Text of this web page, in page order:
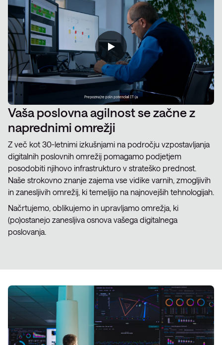
Vaša poslovna agilnost se začne z
naprednimi omrežji
Z več kot 30-letnimi izkušnjami na področju vzpostavljanja
digitalnih poslovnih omrežij pomagamo podjetjem
posodobiti njihovo infrastrukturo v strateško prednost.
Naše strokovno znanje zajema vse vidike varnih, zmogljivih
in zanesljivih omrežij, ki temeljijo na najnovejših tehnologijah.
Načrtujemo, oblikujemo in upravljamo omrežja, ki
(po)ostanejo zanesljiva osnova vašega digitalnega
poslovanja.